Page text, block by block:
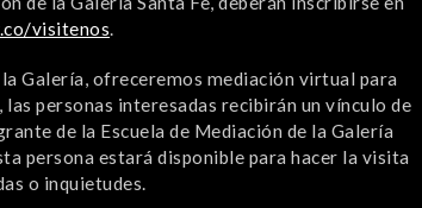
visitenos.
Galería, ofreceremos mediación virtual para
personas interesadas recibirán un vínculo de
de la Escuela de Mediación de la Galería
persona estará disponible para hacer la visita
o inquietudes.